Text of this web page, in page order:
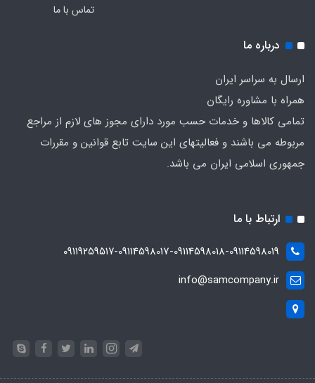
تماس با ما
درباره ما
ارسال به سراسر ایران
همراه با مشاوره رایگان
تمامی کالاها و خدمات حسب مورد دارای مجوز های لازم از مراجع
مربوطه می باشند و فعالیتهای این سایت تابع قوانین و مقررات
جمهوری اسلامی ایران می باشد.
ارتباط با ما
۰۹۱۱۹۲۵۹۵۱۷-09114598017-09114598018-09114598019
info@samcompany.ir